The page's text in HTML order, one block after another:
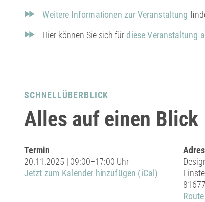
Weitere Informationen zur Veranstaltung
Hier können Sie sich für diese Veranstaltung
SCHNELLÜBERBLICK
Alles auf einen Blick
Termin
20.11.2025 | 09:00–17:00 Uhr
Jetzt zum Kalender hinzufügen (iCal)